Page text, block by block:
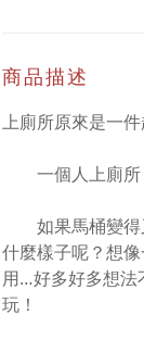
商品描述
上廁所原來是一件
一個人上廁所
如果馬桶變得
什麼樣子呢？想
用…好多好多想法
玩！